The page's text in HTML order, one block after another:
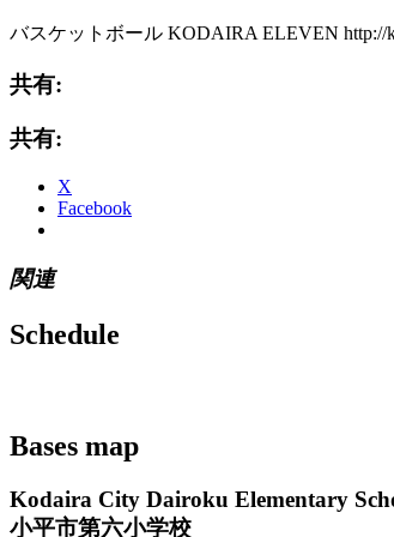
バスケットボール KODAIRA ELEVEN http://
共有:
共有:
X
Facebook
関連
Schedule
Bases map
Kodaira City Dairoku Elementary
小平市第六小学校